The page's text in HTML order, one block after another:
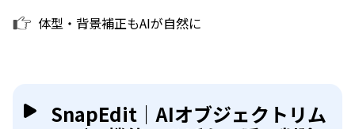
体型・背景補正もAIが自然に
SnapEdit｜AIオブジェクトリム